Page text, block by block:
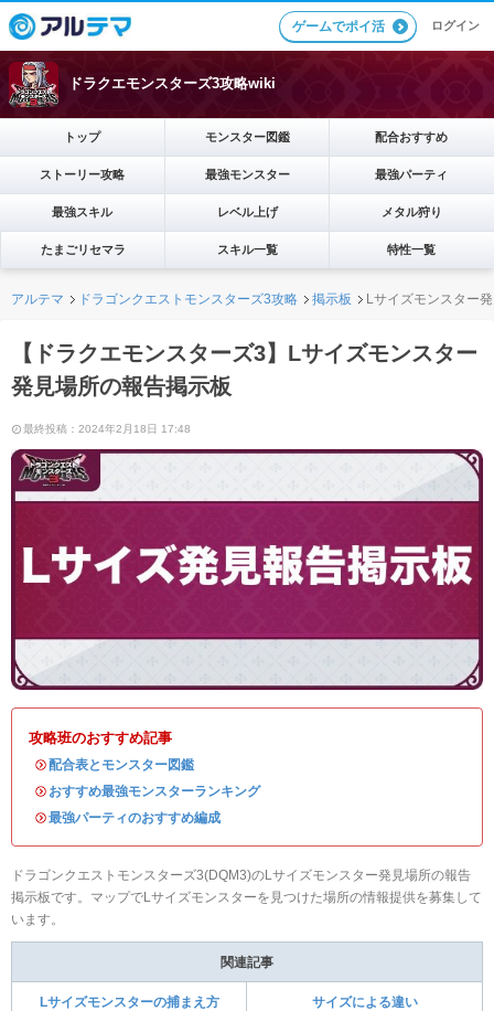
ゲームでポイ活 ログイン
ドラクエモンスターズ3攻略wiki
トップ モンスター図鑑 配合おすすめ
ストーリー攻略 最強モンスター 最強パーティ
最強スキル レベル上げ メタル狩り
たまごリセマラ スキル一覧 特性一覧
アルテマ ドラゴンクエストモンスターズ3攻略 掲示板 Lサイズモンスター
【ドラクエモンスターズ3】Lサイズモンスター
発見場所の報告掲示板
最終投稿：2024年2月18日 17:48
攻略班のおすすめ記事
・配合表とモンスター図鑑
・ おすすめ最強モンスターランキング
・最強パーティのおすすめ編成
ドラゴンクエストモンスターズ3(DQM3)のLサイズモンスター発見場所の報告
掲示板です。マップでLサイズモンスターを見つけた場所の情報提供を募集して
います。
関連記事
Lサイズモンスターの捕まえ方 サイズによる違い